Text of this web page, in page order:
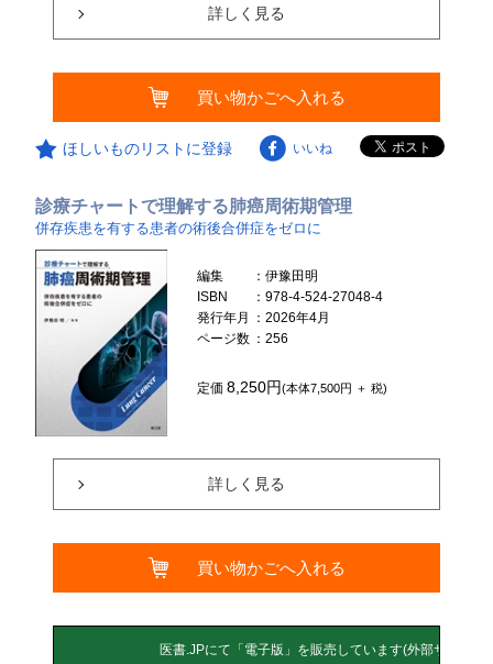
詳しく見る
買い物かごへ入れる
ほしいものリストに登録 いいね
診療チャートで理解する肺癌周術期管理
併存疾患を有する患者の術後合併症をゼロに
編集
：伊豫田明
ISBN
：978-4-524-27048-4
発行年月
：2026年4月
ページ数 ：256
定価8,250円(本体7,500円 ＋ 税)
詳しく見る
買い物かごへ入れる